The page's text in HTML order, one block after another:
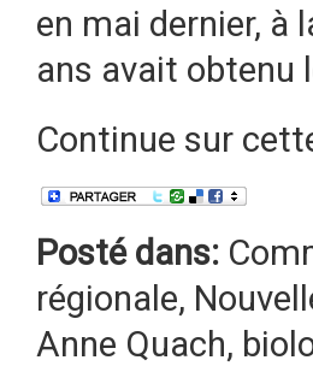
en mai dernier, à
ans avait obtenu
Continue sur
Posté dans:
régionale,
Anne Quach,